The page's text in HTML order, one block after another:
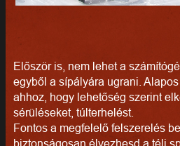
Először is, nem lehet a
egyből a sípályára ugrani.
ahhoz, hogy lehetőség szerint
sérüléseket, túlterhelést.
Fontos a megfelelő felszerelés
biztonságosan élvezhesd a téli